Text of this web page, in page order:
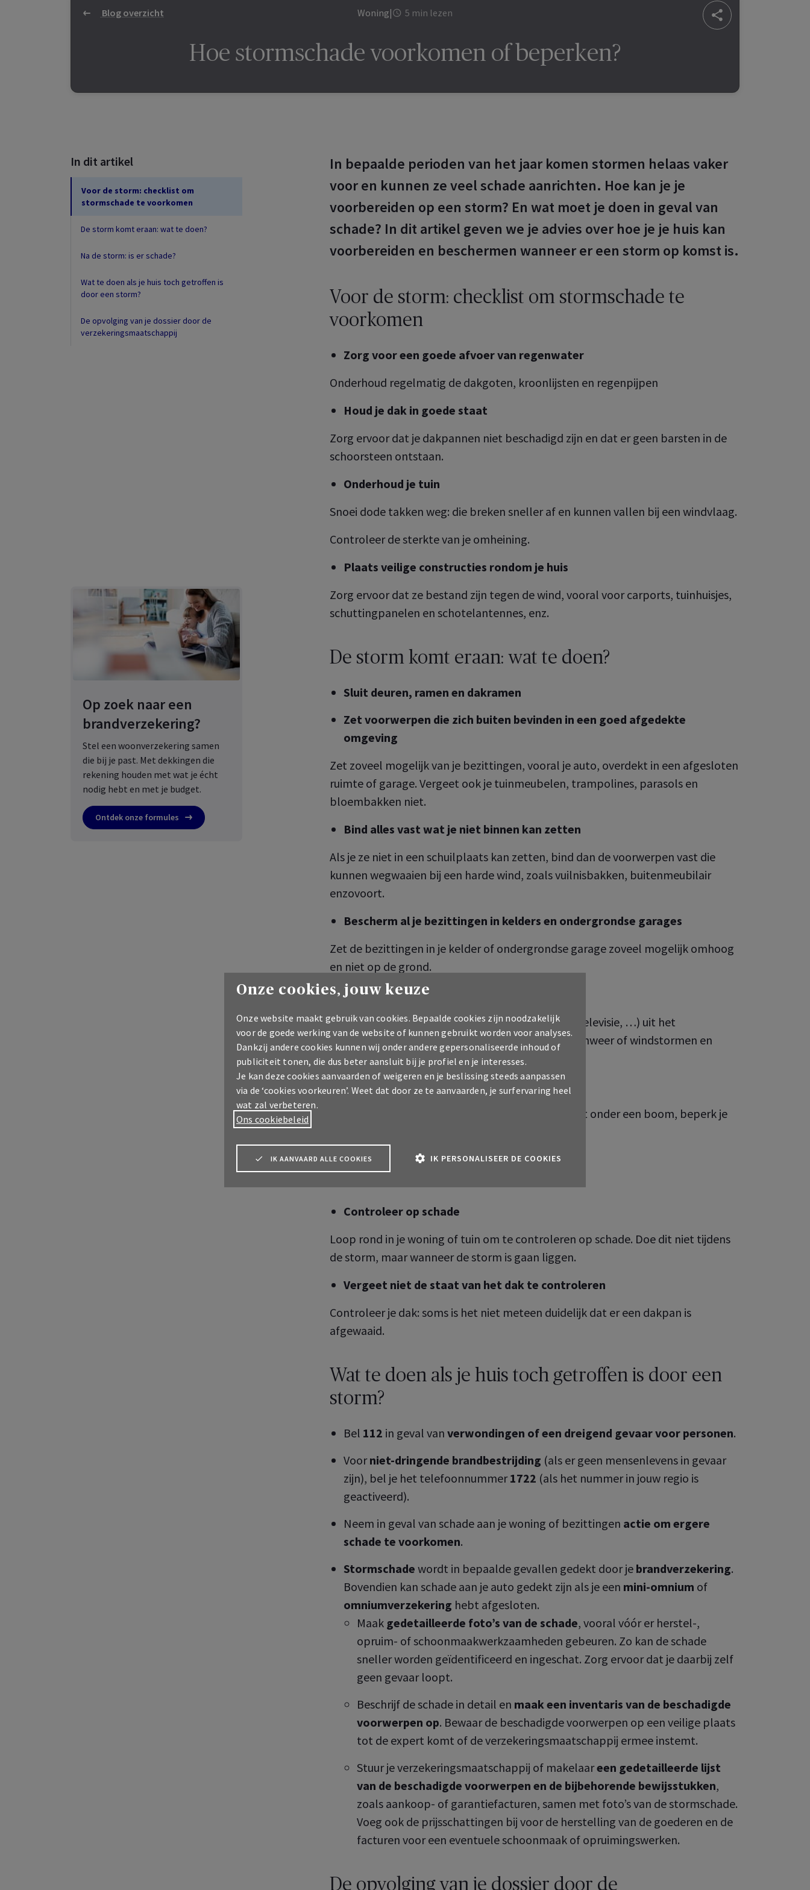
MyAXA klantenzone
verzekering eenvoudig en snel
Ontdek het nu
AXA Pro klantenzone
Beheer de groepsverzekeringen
Beheer uw collectieve
gezondheidsverzekeringen
Ontdek de online services voor uw onderneming,
Ontdek het nu
Blog overzicht Woning| 5 min lezen
Hoe stormschade voorkomen of beperken?
In dit artikel
Voor de storm: checklist om
stormschade te voorkomen
De storm komt eraan: wat te doen?
Na de storm: is er schade?
Wat te doen als je huis toch getroffen is
door een storm?
De opvolging van je dossier door de
verzekeringsmaatschappij
Op zoek naar een
brandverzekering?
Stel een woonverzekering samen
die bij je past. Met dekkingen die
rekening houden met wat je écht
nodig hebt en met je budget.
Ontdek onze formules
In bepaalde perioden van het jaar komen stormen helaas vaker
voor en kunnen ze veel schade aanrichten. Hoe kan je je
voorbereiden op een storm? En wat moet je doen in geval van
schade? In dit artikel geven we je advies over hoe je je huis kan
voorbereiden en beschermen wanneer er een storm op komst is.
Voor de storm: checklist om stormschade te
voorkomen
Zorg voor een goede afvoer van regenwater
Onderhoud regelmatig de dakgoten, kroonlijsten en regenpijpen
Houd je dak in goede staat
Zorg ervoor dat je dakpannen niet beschadigd zijn en dat er geen barsten in de
schoorsteen ontstaan.
Onderhoud je tuin
Snoei dode takken weg: die breken sneller af en kunnen vallen bij een windvlaag.
Controleer de sterkte van je omheining.
Plaats veilige constructies rondom je huis
Zorg ervoor dat ze bestand zijn tegen de wind, vooral voor carports, tuinhuisjes,
schuttingpanelen en schotelantennes, enz.
De storm komt eraan: wat te doen?
Sluit deuren, ramen en dakramen
Zet voorwerpen die zich buiten bevinden in een goed afgedekte
omgeving
Zet zoveel mogelijk van je bezittingen, vooral je auto, overdekt in een afgesloten
ruimte of garage. Vergeet ook je tuinmeubelen, trampolines, parasols en
bloembakken niet.
Bind alles vast wat je niet binnen kan zetten
Als je ze niet in een schuilplaats kan zetten, bind dan de voorwerpen vast die
kunnen wegwaaien bij een harde wind, zoals vuilnisbakken, buitenmeubilair
enzovoort.
Bescherm al je bezittingen in kelders en ondergrondse garages
Zet de bezittingen in je kelder of ondergrondse garage zoveel mogelijk omhoog
en niet op de grond.
Bescherm je elektrische toestellen
Trek de stekker van je elektrische toestellen (pc, televisie, …) uit het
stopcontact: stroompieken komen vaak voor na onweer of windstormen en
elektronische apparaten zijn daar gevoelig voor.
Bescherm jezelf
Blijf binnen tijdens een storm of onweer, schuil niet onder een boom, beperk je
Na de storm: is er schade?
Controleer op schade
Loop rond in je woning of tuin om te controleren op schade. Doe dit niet tijdens
de storm, maar wanneer de storm is gaan liggen.
Vergeet niet de staat van het dak te controleren
Controleer je dak: soms is het niet meteen duidelijk dat er een dakpan is
afgewaaid.
Wat te doen als je huis toch getroffen is door een
storm?
Bel 112 in geval van verwondingen of een dreigend gevaar voor personen.
Voorniet-dringende brandbestrijding (als er geen mensenlevens in gevaar
zijn), bel je het telefoonnummer1722 (als het nummer in jouw regio is
geactiveerd).
Neem in geval van schade aan je woning of bezittingen actie om ergere
schade te voorkomen.
Stormschade wordt in bepaalde gevallen gedekt door je brandverzekering.
Bovendien kan schade aan je auto gedekt zijn als je een mini-omnium of
omniumverzekering hebt afgesloten.
Maak gedetailleerde foto’s van de schade, vooral vóór er herstel-,
opruim- of schoonmaakwerkzaamheden gebeuren. Zo kan de schade
sneller worden geïdentificeerd en ingeschat. Zorg ervoor dat je daarbij zelf
geen gevaar loopt.
Beschrijf de schade in detail en maak een inventaris van de beschadigde
voorwerpen op. Bewaar de beschadigde voorwerpen op een veilige plaats
tot de expert komt of de verzekeringsmaatschappij ermee instemt.
Stuur je verzekeringsmaatschappij of makelaareen gedetailleerde lijst
van de beschadigde voorwerpen en de bijbehorende bewijsstukken,
zoals aankoop- of garantiefacturen, samen met foto’s van de stormschade.
Voeg ook de prijsschattingen bij voor de herstelling van de goederen en de
facturen voor een eventuele schoonmaak of opruimingswerken.
De opvolging van je dossier door de
Onze cookies, jouw keuze
Onze website maakt gebruik van cookies. Bepaalde cookies zijn noodzakelijk
voor de goede werking van de website of kunnen gebruikt worden voor analyses.
Dankzij andere cookies kunnen wij onder andere gepersonaliseerde inhoud of
publiciteit tonen, die dus beter aansluit bij je profiel en je interesses.
Je kan deze cookies aanvaarden of weigeren en je beslissing steeds aanpassen
via de ‘cookies voorkeuren’. Weet dat door ze te aanvaarden, je surfervaring heel
wat zal verbeteren.
Ons cookiebeleid
IK AANVAARD ALLE COOKIES IK PERSONALISEER DE COOKIES